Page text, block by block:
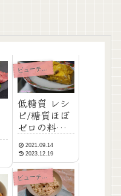
ビューティ・ダイエット
低糖質 レシ
ピ/糖質ほぼ
ゼロの料
理・サバ缶
でオムレ
ツ・味と作
り方（糖質
制限）
2021.09.14
2023.12.19
ビューティ・ダイエット